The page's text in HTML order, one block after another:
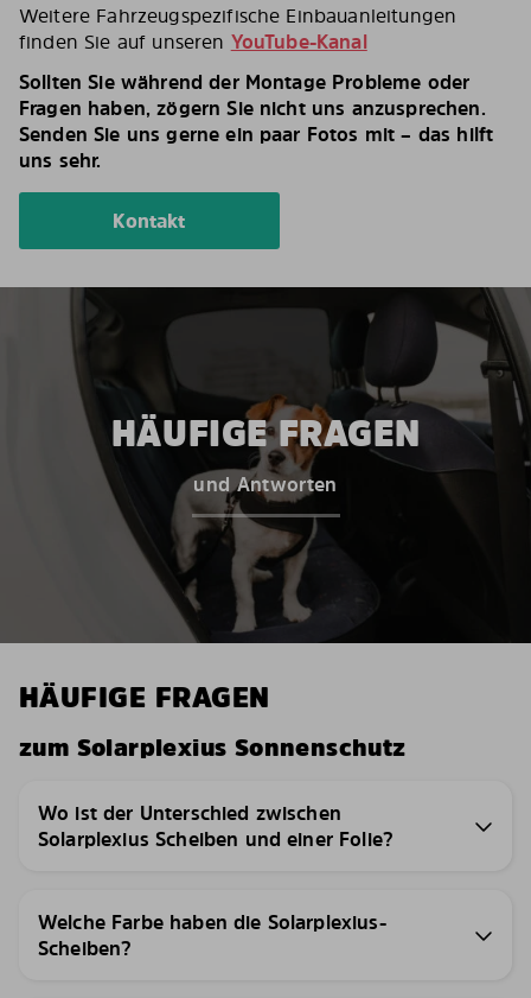
Weitere Fahrzeugspezifische Einbauanleitungen
finden Sie auf unseren YouTube-Kanal
Sollten Sie während der Montage Probleme oder
Fragen haben, zögern Sie nicht uns anzusprechen.
Senden Sie uns gerne ein paar Fotos mit – das hilft
uns sehr.
Kontakt
HÄUFIGE FRAGEN
und Antworten
HÄUFIGE FRAGEN
zum Solarplexius Sonnenschutz
Wo ist der Unterschied zwischen
Solarplexius Scheiben und einer Folie?
Welche Farbe haben die Solarplexius-
Scheiben?